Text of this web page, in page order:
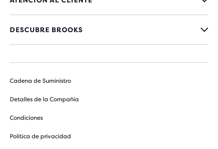
DESCUBRE BROOKS
Cadena de Suministro
Detalles de la Compañia
Condiciones
Política de privacidad